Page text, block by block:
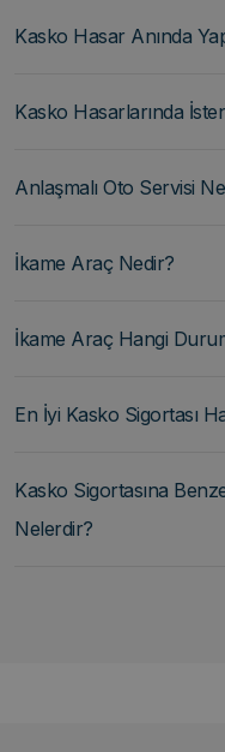
Kasko Hasar Anında
Kasko Hasarlarında
Anlaşmalı Oto Servisi
İkame Araç Nedir?
İkame Araç Hangi
En İyi Kasko Sigortası
Kasko Sigortasına
Nelerdir?